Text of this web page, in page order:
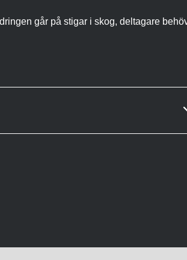
går på stigar i skog, deltagare